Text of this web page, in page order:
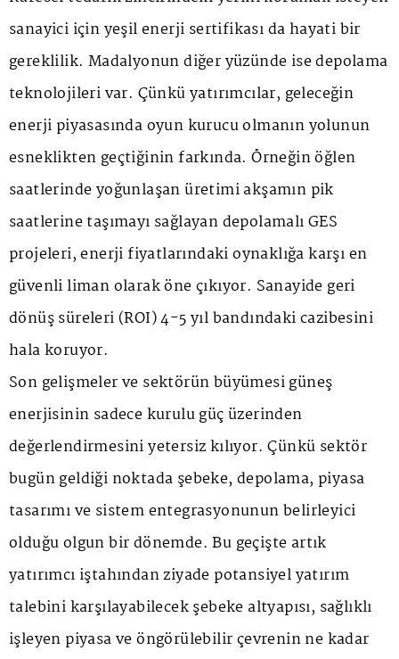
sanayici için yeşil enerji sertifikası da hayati bir
gereklilik. Madalyonun diğer yüzünde ise depolama
teknolojileri var. Çünkü yatırımcılar, geleceğin
enerji piyasasında oyun kurucu olmanın yolunun
esneklikten geçtiğinin farkında. Örneğin öğlen
saatlerinde yoğunlaşan üretimi akşamın pik
saatlerine taşımayı sağlayan depolamalı GES
projeleri, enerji fiyatlarındaki oynaklığa karşı en
güvenli liman olarak öne çıkıyor. Sanayide geri
dönüş süreleri (ROI) 4-5 yıl bandındaki cazibesini
hala koruyor.
Son gelişmeler ve sektörün büyümesi güneş
enerjisinin sadece kurulu güç üzerinden
değerlendirmesini yetersiz kılıyor. Çünkü sektör
bugün geldiği noktada şebeke, depolama, piyasa
tasarımı ve sistem entegrasyonunun belirleyici
olduğu olgun bir dönemde. Bu geçişte artık
yatırımcı iştahından ziyade potansiyel yatırım
talebini karşılayabilecek şebeke altyapısı, sağlıklı
işleyen piyasa ve öngörülebilir çevrenin ne kadar